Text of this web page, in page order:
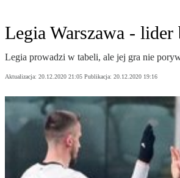
Legia Warszawa - lider
Legia prowadzi w tabeli, ale jej gra nie
Aktualizacja: 20.12.2020 21:05 Publikacja: 20.12.2020 19:16